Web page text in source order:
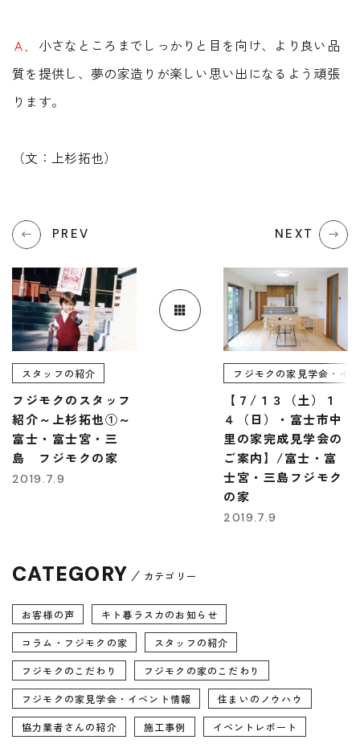
Ａ． 小さなところまでしっかりと目を向け、より良い品
質を提供し、夢の家造りが楽しい思い出になるよう頑張
ります。
（文：上杉拓也）
PREV
スタッフの紹介
フジモクのスタッフ
紹介～上杉拓也①～
富士・富士宮・三
島 フジモクの家
2019.7.9
NEXT
フジモクの家見学会・イ
【７/１３（土）１
４（日）・富士市中
里の家完成見学会の
ご案内】/富士・富
士宮・三島フジモク
の家
2019.7.9
CATEGORY カテゴリー
お客様の声 キト暮ラスカのお知らせ
コラム・フジモクの家 スタッフの紹介
フジモクのこだわり フジモクの家のこだわり
フジモクの家見学会・イベント情報 住まいのノウハウ
協力業者さんの紹介 施工事例 イベントレポート